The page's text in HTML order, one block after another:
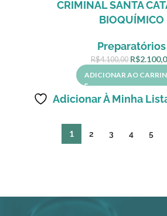
CRIMINAL SANTA
BIOQUÍMICO
Preparatórios
R$4.100,00 R$
ADICIONAR AO
Adicionar À Minha
1 2 3 4 5